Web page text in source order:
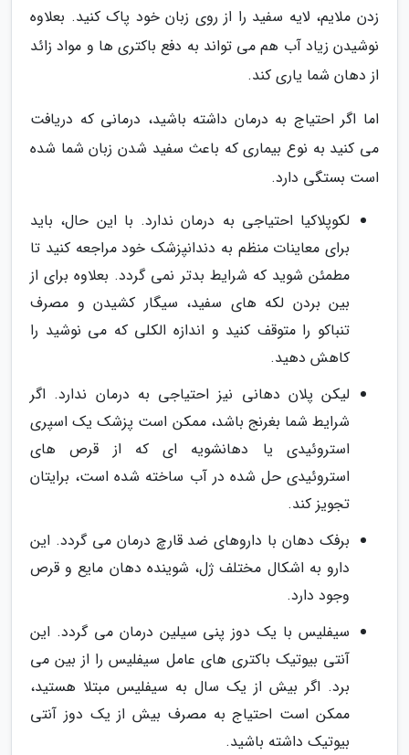
زدن ملایم، لایه سفید را از روی زبان خود پاک کنید. بعلاوه
نوشیدن زیاد آب هم می تواند به دفع باکتری ها و مواد زائد
از دهان شما یاری کند.
اما اگر احتیاج به درمان داشته باشید، درمانی که دریافت
می کنید به نوع بیماری که باعث سفید شدن زبان شما شده
است بستگی دارد.
لکوپلاکیا احتیاجی به درمان ندارد. با این حال، باید
برای معاینات منظم به دندانپزشک خود مراجعه کنید تا
مطمئن شوید که شرایط بدتر نمی گردد. بعلاوه برای از
بین بردن لکه های سفید، سیگار کشیدن و مصرف
تنباکو را متوقف کنید و اندازه الکلی که می نوشید را
کاهش دهید.
لیکن پلان دهانی نیز احتیاجی به درمان ندارد. اگر
شرایط شما بغرنج باشد، ممکن است پزشک یک اسپری
استروئیدی یا دهانشویه ای که از قرص های
استروئیدی حل شده در آب ساخته شده است، برایتان
تجویز کند.
برفک دهان با داروهای ضد قارچ درمان می گردد. این
دارو به اشکال مختلف ژل، شوینده دهان مایع و قرص
وجود دارد.
سیفلیس با یک دوز پنی سیلین درمان می گردد. این
آنتی بیوتیک باکتری های عامل سیفلیس را از بین می
برد. اگر بیش از یک سال به سیفلیس مبتلا هستید،
ممکن است احتیاج به مصرف بیش از یک دوز آنتی
بیوتیک داشته باشید.